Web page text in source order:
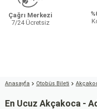
Çağrı Merkezi
7/24 Ücretsiz
Anasayfa Otobüs Bileti
En Ucuz Akçakoca -